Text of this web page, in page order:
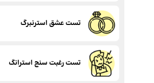
تست عشق استرنبرگ
تست رغبت سنج استرانگ